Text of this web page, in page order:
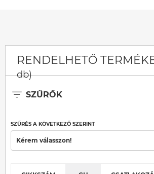
RENDELHETŐ
db)
SZŰRŐK
SZŰRÉS A KÖVETKEZŐ SZERINT
Kérem válasszon!